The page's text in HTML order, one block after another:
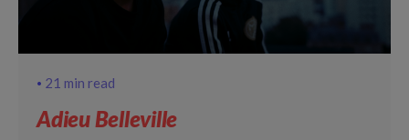
21 min read
Adieu Belleville